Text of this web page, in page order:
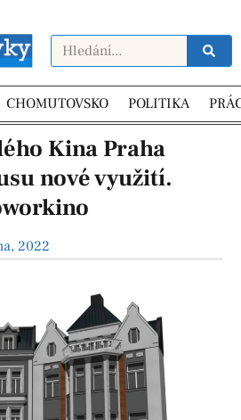
CHOMUTOVSKO POLITIKA
Kina Praha
nové využití.
2022